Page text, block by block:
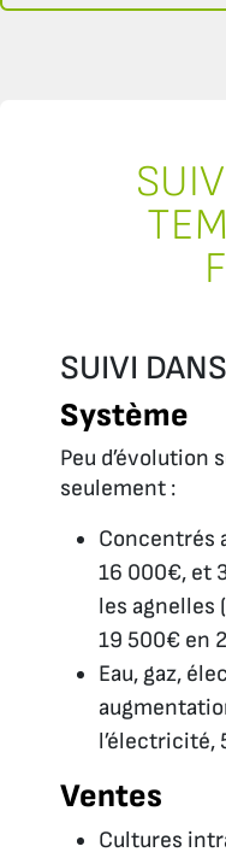
SUIVI
Système
Peu d’évolution
seulement :
Concentrés
16 000€, et
les agnelles
19 500€ en
Eau, gaz,
l’électricité,
Ventes
Cultures